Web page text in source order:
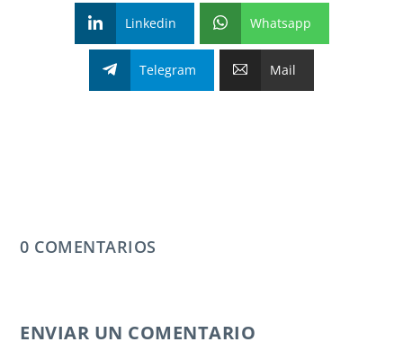
Linkedin Whatsapp
Telegram Mail
0 COMENTARIOS
ENVIAR UN COMENTARIO